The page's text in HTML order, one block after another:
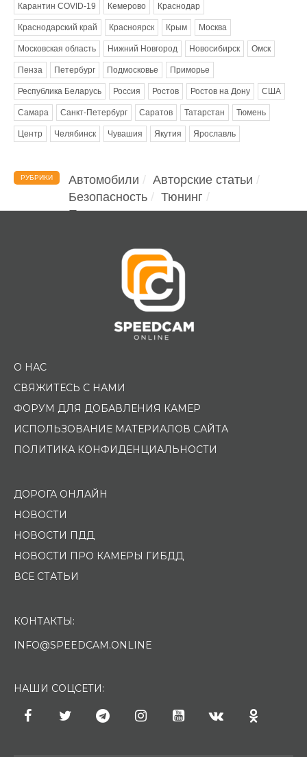
Карантин COVID-19 Кемерово Краснодар
Краснодарский край Красноярск Крым Москва
Московская область Нижний Новгород Новосибирск Омск
Пенза Петербург Подмосковье Приморье
Республика Беларусь Россия Ростов Ростов на Дону США
Самара Санкт-Петербург Саратов Татарстан Тюмень
Центр Челябинск Чувашия Якутия Ярославль
РУБРИКИ Автомобили
Авторские статьи
Безопасность
Тюнинг
Помощь водителю
О НАС
СВЯЖИТЕСЬ С НАМИ
ФОРУМ ДЛЯ ДОБАВЛЕНИЯ КАМЕР
ИСПОЛЬЗОВАНИЕ МАТЕРИАЛОВ САЙТА
ПОЛИТИКА КОНФИДЕНЦИАЛЬНОСТИ
ДОРОГА ОНЛАЙН
НОВОСТИ
НОВОСТИ ПДД
НОВОСТИ ПРО КАМЕРЫ ГИБДД
ВСЕ СТАТЬИ
КОНТАКТЫ:
INFO@SPEEDCAM.ONLINE
НАШИ СОЦСЕТИ: